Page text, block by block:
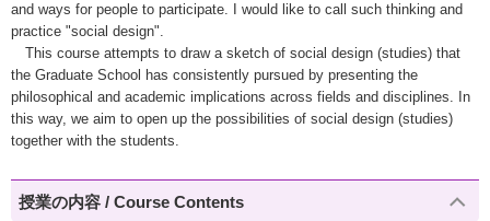
and ways for people to participate. I would like to call such thinking and
practice "social design".
This course attempts to draw a sketch of social design (studies) that
the Graduate School has consistently pursued by presenting the
philosophical and academic implications across fields and disciplines. In
this way, we aim to open up the possibilities of social design (studies)
together with the students.
授業の内容 / Course Contents